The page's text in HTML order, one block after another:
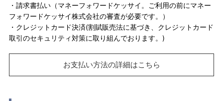
・請求書払い（マネーフォワードケッサイ。ご利用の前にマネー
フォワードケッサイ株式会社の審査が必要です。）
・クレジットカード決済(割賦販売法に基づき、クレジットカード
取引のセキュリティ対策に取り組んでおります。)
お支払い方法の詳細はこちら